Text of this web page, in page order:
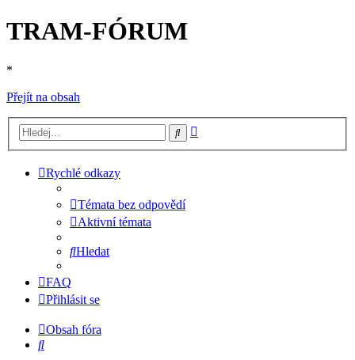
TRAM-FÓRUM
*
Přejít na obsah
Hledat
Rychlé odkazy
Témata bez odpovědí
Aktivní témata
Hledat
FAQ
Přihlásit se
Obsah fóra
Hledat